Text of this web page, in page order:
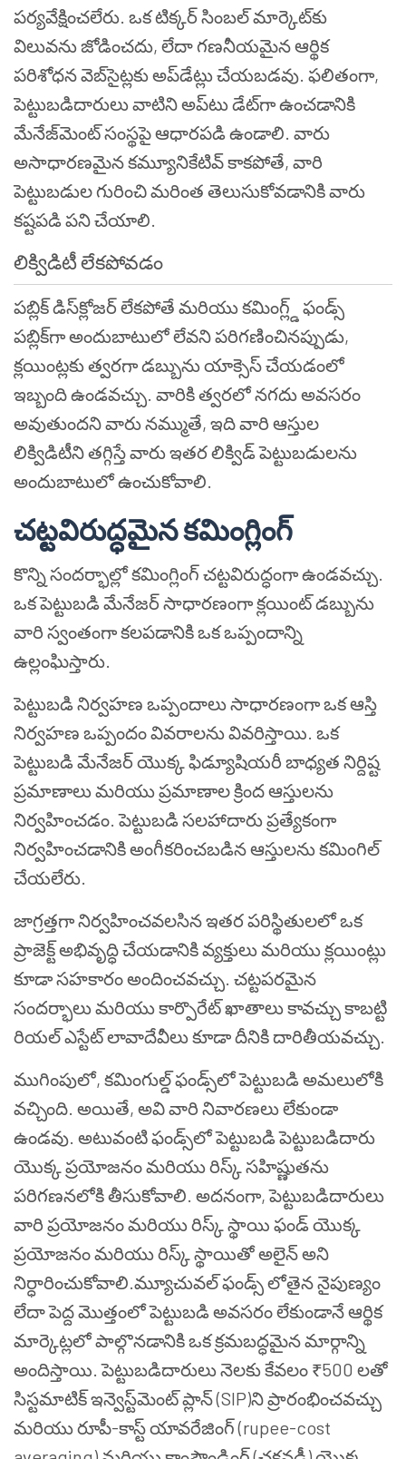
పర్యవేక్షించలేరు. ఒక టిక్కర్ సింబల్ మార్కెట్‌కు
విలువను జోడించదు, లేదా గణనీయమైన ఆర్థిక
పరిశోధన వెబ్‌సైట్లకు అప్‌డేట్లు చేయబడవు. ఫలితంగా,
పెట్టుబడిదారులు వాటిని అప్‌టు డేట్‌గా ఉంచడానికి
మేనేజ్‌మెంట్ సంస్థపై ఆధారపడి ఉండాలి. వారు
అసాధారణమైన కమ్యూనికేటివ్ కాకపోతే, వారి
పెట్టుబడుల గురించి మరింత తెలుసుకోవడానికి వారు
కష్టపడి పని చేయాలి.
లిక్విడిటీ లేకపోవడం
పబ్లిక్ డిస్‌క్లోజర్ లేకపోతే మరియు కమింగ్ల్డ్ ఫండ్స్
పబ్లిక్‌గా అందుబాటులో లేవని పరిగణించినప్పుడు,
క్లయింట్లకు త్వరగా డబ్బును యాక్సెస్ చేయడంలో
ఇబ్బంది ఉండవచ్చు. వారికి త్వరలో నగదు అవసరం
అవుతుందని వారు నమ్ముతే, ఇది వారి ఆస్తుల
లిక్విడిటీని తగ్గిస్తే వారు ఇతర లిక్విడ్ పెట్టుబడులను
అందుబాటులో ఉంచుకోవాలి.
చట్టవిరుద్ధమైన కమింగ్లింగ్
కొన్ని సందర్భాల్లో కమింగ్లింగ్ చట్టవిరుద్ధంగా ఉండవచ్చు.
ఒక పెట్టుబడి మేనేజర్ సాధారణంగా క్లయింట్ డబ్బును
వారి స్వంతంగా కలపడానికి ఒక ఒప్పందాన్ని
ఉల్లంఘిస్తారు.
పెట్టుబడి నిర్వహణ ఒప్పందాలు సాధారణంగా ఒక ఆస్తి
నిర్వహణ ఒప్పందం వివరాలను వివరిస్తాయి. ఒక
పెట్టుబడి మేనేజర్ యొక్క ఫిడ్యూషియరీ బాధ్యత నిర్దిష్ట
ప్రమాణాలు మరియు ప్రమాణాల క్రింద ఆస్తులను
నిర్వహించడం. పెట్టుబడి సలహాదారు ప్రత్యేకంగా
నిర్వహించడానికి అంగీకరించబడిన ఆస్తులను కమింగిల్
చేయలేరు.
జాగ్రత్తగా నిర్వహించవలసిన ఇతర పరిస్థితులలో ఒక
ప్రాజెక్ట్ అభివృద్ధి చేయడానికి వ్యక్తులు మరియు క్లయింట్లు
కూడా సహకారం అందించవచ్చు. చట్టపరమైన
సందర్భాలు మరియు కార్పొరేట్ ఖాతాలు కావచ్చు కాబట్టి
రియల్ ఎస్టేట్ లావాదేవీలు కూడా దీనికి దారితీయవచ్చు.
ముగింపులో, కమింగుల్డ్ ఫండ్స్‌లో పెట్టుబడి అమలులోకి
వచ్చింది. అయితే, అవి వారి నివారణలు లేకుండా
ఉండవు. అటువంటి ఫండ్స్‌లో పెట్టుబడి పెట్టుబడిదారు
యొక్క ప్రయోజనం మరియు రిస్క్ సహిష్ణుతను
పరిగణనలోకి తీసుకోవాలి. అదనంగా, పెట్టుబడిదారులు
వారి ప్రయోజనం మరియు రిస్క్ స్థాయి ఫండ్ యొక్క
ప్రయోజనం మరియు రిస్క్ స్థాయితో అలైన్ అని
నిర్ధారించుకోవాలి.మ్యూచువల్ ఫండ్స్ లోతైన నైపుణ్యం
లేదా పెద్ద మొత్తంలో పెట్టుబడి అవసరం లేకుండానే ఆర్థిక
మార్కెట్లలో పాల్గొనడానికి ఒక క్రమబద్ధమైన మార్గాన్ని
అందిస్తాయి. పెట్టుబడిదారులు నెలకు కేవలం ₹500 లతో
సిస్టమాటిక్ ఇన్వెస్ట్‌మెంట్ ప్లాన్ (SIP)ని ప్రారంభించవచ్చు
మరియు రూపీ-కాస్ట్ యావరేజింగ్ (rupee-cost